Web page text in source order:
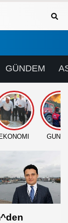
GÜNDEM
EKONOMİ